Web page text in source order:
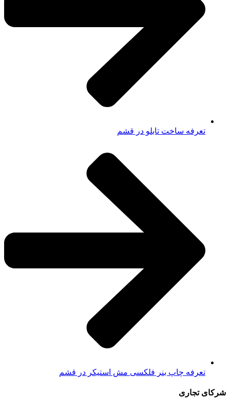
تعرفه ساخت تابلو در قشم
تعرفه چاپ بنر فلکسی مش استیکر در قشم
شرکای تجاری